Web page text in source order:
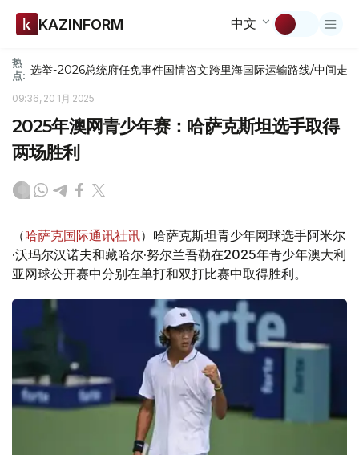
KAZINFORM 中文
热
点: 选举-2026总统府任免事件国情咨文跨里海国际运输路线/中间走廊
09:36, 20 1月 2025
2025年澳网青少年赛：哈萨克斯坦选手取得
两场胜利
（哈萨克国际通讯社讯）哈萨克斯坦青少年网球选手阿米尔
·沃玛尔汉诺夫和藏哈尔·努尔兰吾勒在2025年青少年澳大利
亚网球公开赛中分别在单打和双打比赛中取得胜利。